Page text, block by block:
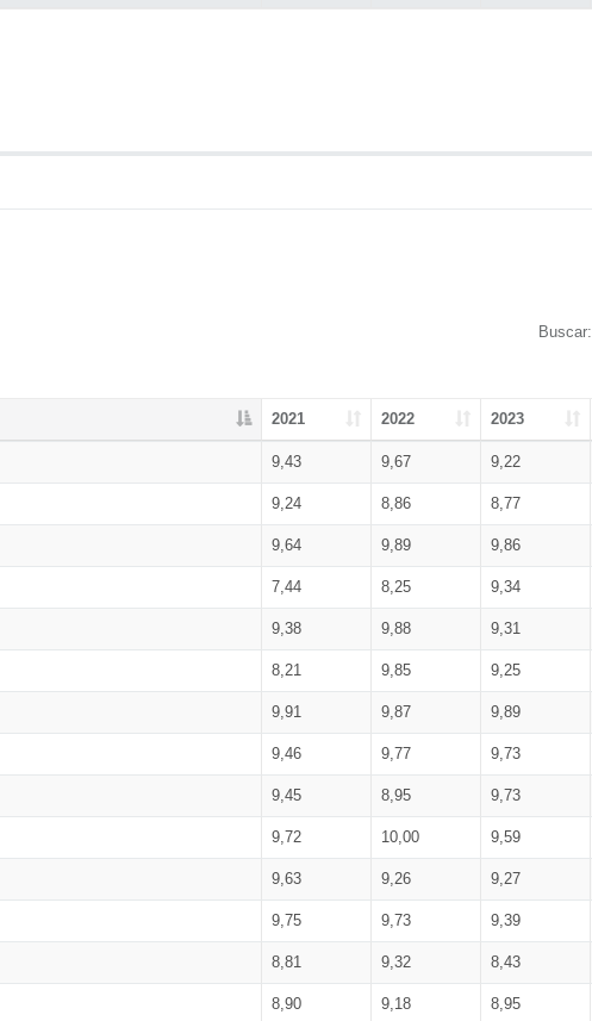
Buscar:
2021 2022 2023
9,43 9,67 9,22
9,24 8,86 8,77
9,64 9,89 9,86
7,44 8,25 9,34
9,38 9,88 9,31
8,21 9,85 9,25
9,91 9,87 9,89
9,46 9,77 9,73
9,45 8,95 9,73
9,72 10,00 9,59
9,63 9,26 9,27
9,75 9,73 9,39
8,81 9,32 8,43
8,90 9,18 8,95